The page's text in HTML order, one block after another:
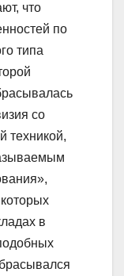
что
по
типа
со
техникой,
в